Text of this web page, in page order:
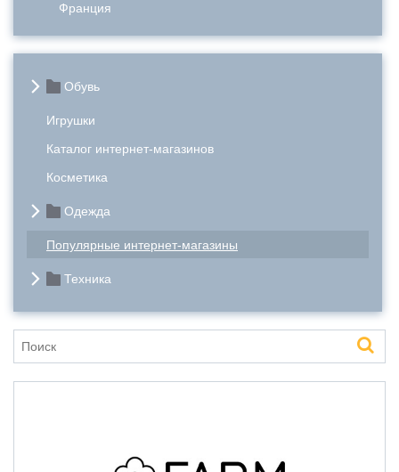
Франция
Обувь
Игрушки
Каталог интернет-магазинов
Косметика
Одежда
Популярные интернет-магазины
Техника